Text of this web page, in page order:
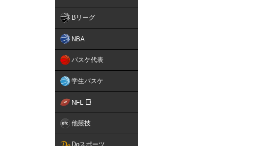
Bリーグ
NBA
バスケ代表
学生バスケ
NFL
他競技
Doスポーツ